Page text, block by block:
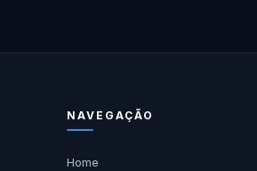
NAVEGAÇÃO
Home